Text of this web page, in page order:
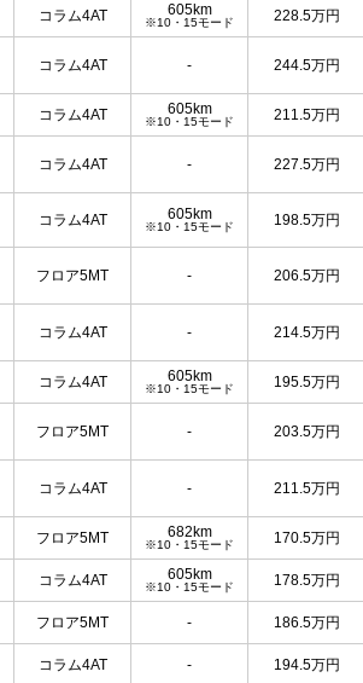
コラム4AT 605km
※10・15モード 228.5万円
コラム4AT - 244.5万円
コラム4AT 605km
※10・15モード 211.5万円
コラム4AT - 227.5万円
コラム4AT 605km
※10・15モード 198.5万円
フロア5MT - 206.5万円
コラム4AT - 214.5万円
コラム4AT 605km
※10・15モード 195.5万円
フロア5MT - 203.5万円
コラム4AT - 211.5万円
フロア5MT 682km
※10・15モード 170.5万円
コラム4AT 605km
※10・15モード 178.5万円
フロア5MT - 186.5万円
コラム4AT - 194.5万円